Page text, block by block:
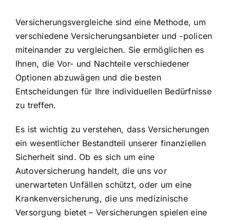
Versicherungsvergleiche sind eine Methode, um
verschiedene Versicherungsanbieter und -policen
miteinander zu vergleichen. Sie ermöglichen es
Ihnen, die Vor- und Nachteile verschiedener
Optionen abzuwägen und die besten
Entscheidungen für Ihre individuellen Bedürfnisse
zu treffen.
Es ist wichtig zu verstehen, dass Versicherungen
ein wesentlicher Bestandteil unserer finanziellen
Sicherheit sind. Ob es sich um eine
Autoversicherung handelt, die uns vor
unerwarteten Unfällen schützt, oder um eine
Krankenversicherung, die uns medizinische
Versorgung bietet – Versicherungen spielen eine